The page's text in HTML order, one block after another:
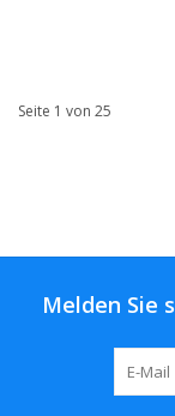
Seite 1 von 25
Melden Sie